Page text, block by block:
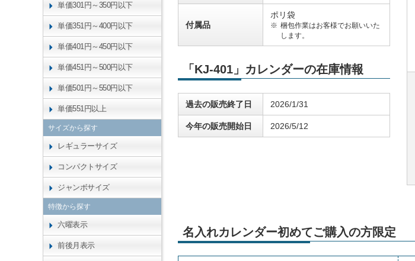
付属品
ポリ袋
梱包作業はお客様でお願いいた
します。
「KJ-401」カレンダーの在庫情報
過去の販売終了日 2026/1/31
今年の販売開始日 2026/5/12
名入れカレンダー初めてご購入の方限定
単価301円～350円以下
単価351円～400円以下
単価401円～450円以下
単価451円～500円以下
単価501円～550円以下
単価551円以上
サイズから探す
レギュラーサイズ
コンパクトサイズ
ジャンボサイズ
特徴から探す
六曜表示
前後月表示